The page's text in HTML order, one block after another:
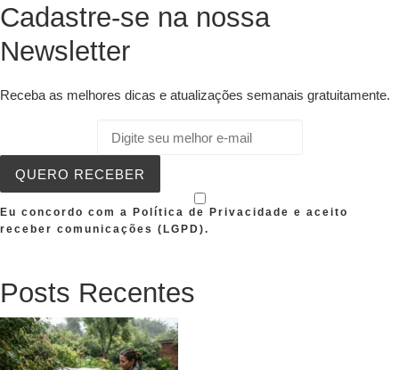
Cadastre-se na nossa
Newsletter
Receba as melhores dicas e atualizações semanais gratuitamente.
QUERO RECEBER
Eu concordo com a Política de Privacidade e aceito
receber comunicações (LGPD).
Posts Recentes